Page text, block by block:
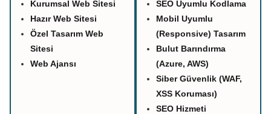
Kurumsal Web Sitesi
Hazır Web Sitesi
Özel Tasarım Web
Sitesi
Web Ajansı
SEO Uyumlu Kodlama
Mobil Uyumlu
(Responsive) Tasarım
Bulut Barındırma
(Azure, AWS)
Siber Güvenlik (WAF,
XSS Koruması)
SEO Hizmeti